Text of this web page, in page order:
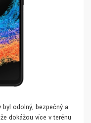
byl odolný, bezpečný a
dokážou více v terénu